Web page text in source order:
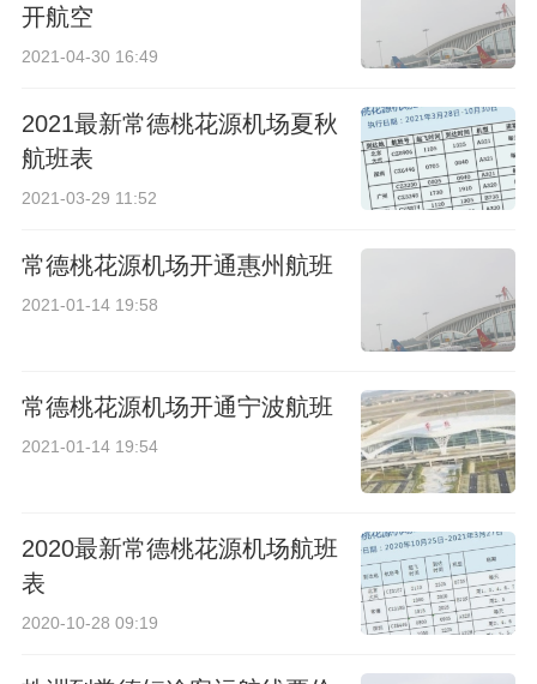
开航空
2021-04-30 16:49
2021最新常德桃花源机场夏秋
航班表
2021-03-29 11:52
常德桃花源机场开通惠州航班
2021-01-14 19:58
常德桃花源机场开通宁波航班
2021-01-14 19:54
2020最新常德桃花源机场航班
表
2020-10-28 09:19